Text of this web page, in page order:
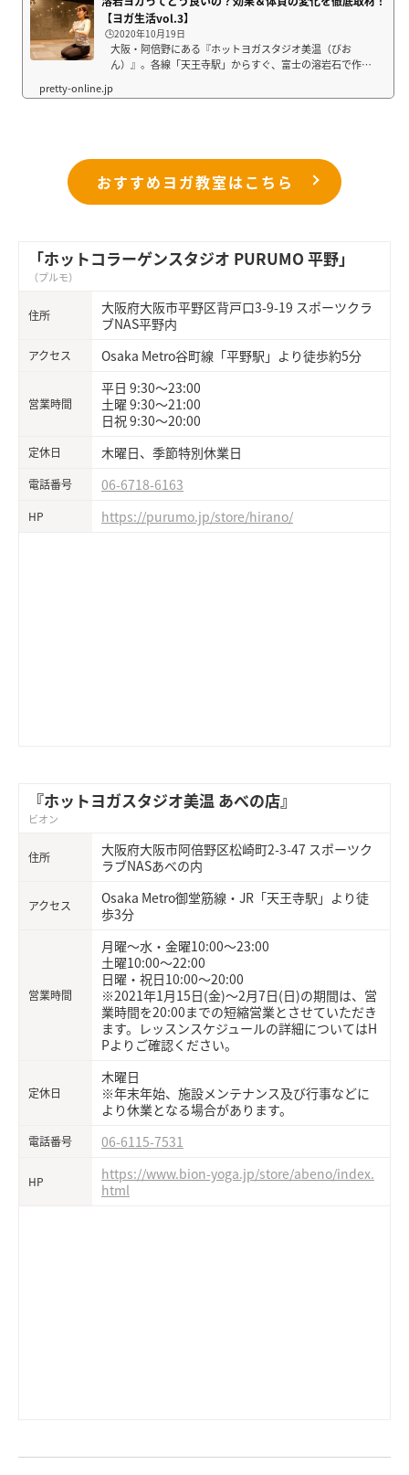
【ヨガ生活vol.3】
🕒️2020年10月19日
大阪・阿倍野にある『ホットヨガスタジオ美温（びお
ん）』。各線「天王寺駅」からすぐ、富士の溶岩石で作ら
のインストラクター・TAKAMIさんと通っている生徒さん
おすすめヨガ教室はこちら
「ホットコラーゲンスタジオ PURUMO 平野」
（プルモ）
住所
大阪府大阪市平野区背戸口3-9-19 スポーツクラ
ブNAS平野内
アクセス Osaka Metro谷町線「平野駅」より徒歩約5分
営業時間
平日 9:30～23:00
土曜 9:30～21:00
日祝 9:30～20:00
定休日 木曜日、季節特別休業日
電話番号 06-6718-6163
HP https://purumo.jp/store/hirano/
『ホットヨガスタジオ美温 あべの店』
ビオン
住所
大阪府大阪市阿倍野区松崎町2-3-47 スポーツク
ラブNASあべの内
アクセス
Osaka Metro御堂筋線・JR「天王寺駅」より徒
歩3分
営業時間
月曜〜水・金曜10:00〜23:00
土曜10:00〜22:00
日曜・祝日10:00〜20:00
※2021年1月15日(金)～2月7日(日)の期間は、営
業時間を20:00までの短縮営業とさせていただき
ます。レッスンスケジュールの詳細についてはH
Pよりご確認ください。
定休日
木曜日
※年末年始、施設メンテナンス及び行事などに
より休業となる場合があります。
電話番号 06-6115-7531
HP
https://www.bion-yoga.jp/store/abeno/index.
html